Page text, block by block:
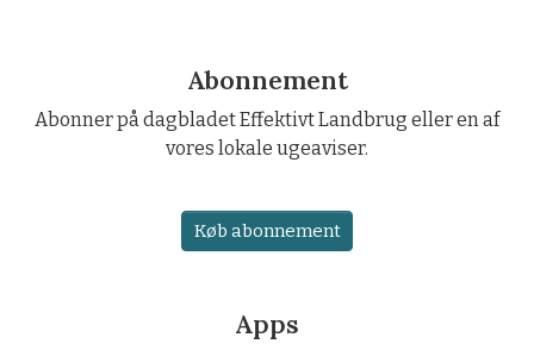
Abonnement
Abonner på dagbladet Effektivt Landbrug eller en af
vores lokale ugeaviser.
Køb abonnement
Apps